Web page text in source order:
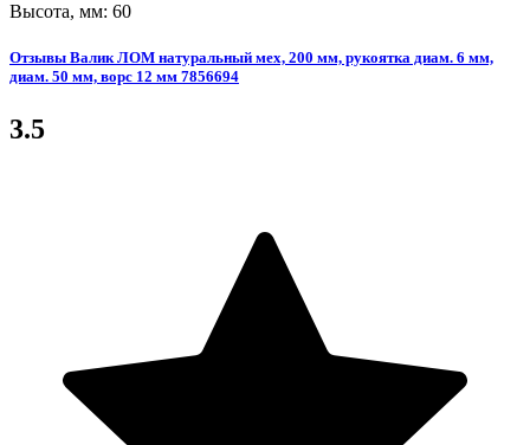
Высота, мм: 60
Отзывы Валик ЛОМ натуральный мех, 200 мм, рукоятка диам. 6 мм,
диам. 50 мм, ворс 12 мм 7856694
3.5